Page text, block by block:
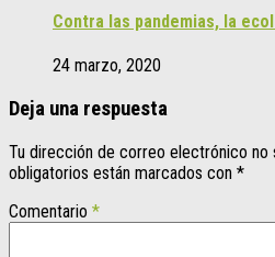
Contra las pandemias, la
24 marzo, 2020
Deja una respuesta
Tu dirección de correo electrónico no
obligatorios están marcados con *
Comentario *